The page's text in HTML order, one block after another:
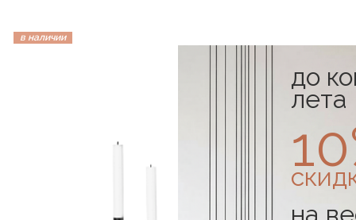
в наличии
до
лета
на